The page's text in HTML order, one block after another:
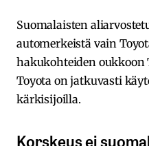
Suomalaisten
automerkeistä vain
hakukohteiden oukkoon
Toyota on jatkuvasti
kärkisijoilla.
Korskeus ei